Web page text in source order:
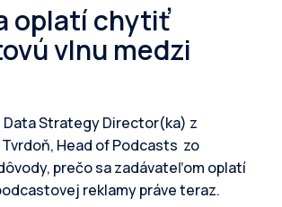
oplatí chytiť
vlnu medzi
Data Strategy Director(ka) z
Head of Podcasts zo
prečo sa zadávateľom oplatí
reklamy práve teraz.